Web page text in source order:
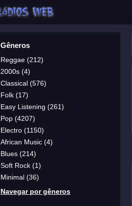
Gêneros
Reggae (212)
2000s (4)
Classical (576)
Folk (17)
Easy Listening (261)
Pop (4207)
Electro (1150)
African Music (4)
Blues (214)
Soft Rock (1)
Minimal (36)
Navegar por gêneros